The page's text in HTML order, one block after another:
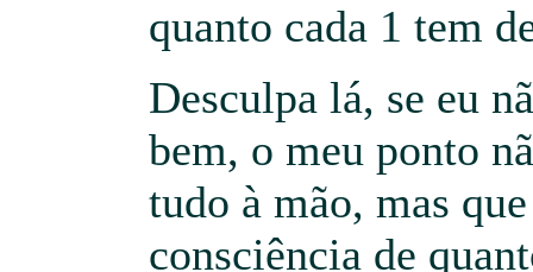
quanto cada 1 tem
Desculpa lá, se eu
bem, o meu ponto
tudo à mão, mas
consciência de